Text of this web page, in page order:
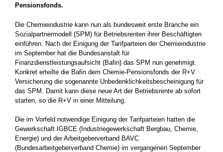
Pensionsfonds.
Die Chemieindustrie kann nun als bundesweit erste Branche ein
Sozialpartnermodell (SPM) für Betriebsrenten ihrer Beschäftigten
einführen. Nach der Einigung der Tarifparteien der Chemieindustrie
im September hat die Bundesanstalt für
Finanzdienstleistungsaufsicht (Bafin) das SPM nun genehmigt.
Konkret erteilte die Bafin dem Chemie-Pensionsfonds der R+V
Versicherung die sogenannte Unbedenklichkeitsbescheinigung für
das SPM. Damit kann diese neue Art der Betriebsrente ab sofort
starten, so die R+V in einer Mitteilung.
Die im Vorfeld notwendige Einigung der Tarifparteien hatten die
Gewerkschaft IGBCE (Industriegewerkschaft Bergbau, Chemie,
Energie) und der Arbeitgeberverband BAVC
(Bundesarbeitgeberverband Chemie) im vergangenen September